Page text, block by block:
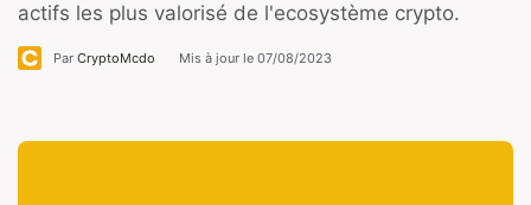
actifs les plus valorisé de l'ecosystème crypto.
Par CryptoMcdo Mis à jour le 07/08/2023